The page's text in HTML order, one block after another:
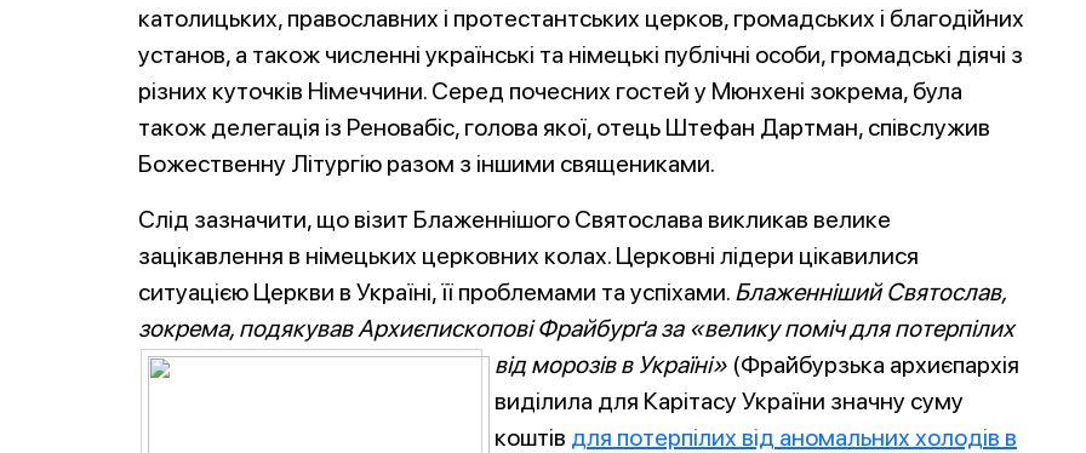
католицьких, православних і протестантських церков, громадських і благодійних
установ, а також численні українські та німецькі публічні особи, громадські діячі з
різних куточків Німеччини. Серед почесних гостей у Мюнхені зокрема, була
також делегація із Реновабіс, голова якої, отець Штефан Дартман, співслужив
Божественну Літургію разом з іншими священиками.
Слід зазначити, що візит Блаженнішого Святослава викликав велике
зацікавлення в німецьких церковних колах. Церковні лідери цікавилися
ситуацією Церкви в Україні, її проблемами та успіхами. Блаженніший Святослав,
зокрема, подякував Архиєпископові Фрайбурґа за «велику поміч для потерпілих
від морозів в Україні» (Фрайбурзька архиєпархія
виділила для Карітасу України значну суму
коштів для потерпілих від аномальних холодів в